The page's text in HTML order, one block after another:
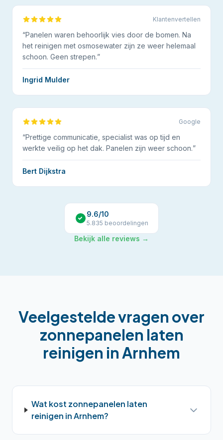
Klantenvertellen
“Panelen waren behoorlijk vies door de bomen. Na
het reinigen met osmosewater zijn ze weer helemaal
schoon. Geen strepen.”
Ingrid Mulder
Google
“Prettige communicatie, specialist was op tijd en
werkte veilig op het dak. Panelen zijn weer schoon.”
Bert Dijkstra
9.6/10
5.835 beoordelingen
Bekijk alle reviews →
Veelgestelde vragen over
zonnepanelen laten
reinigen inArnhem
Wat kost zonnepanelen laten
reinigen in Arnhem?